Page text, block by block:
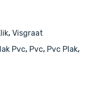
, Visgraat
Pvc, Pvc, Pvc Plak,